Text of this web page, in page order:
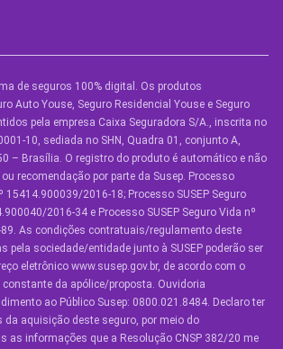
de Carro
de seguros 100% digital. Os produtos
Auto Youse, Seguro Residencial Youse e Seguro
pela empresa Caixa Seguradora S/A., inscrita no
10, sediada no SHN, Quadra 01, conjunto A,
– Brasília. O registro do produto é automático e não
recomendação por parte da Susep. Processo
15414.900039/2016-18; Processo SUSEP Seguro
2016-34 e Processo SUSEP Seguro Vida nº
As condições contratuais/regulamento deste
pela sociedade/entidade junto à SUSEP poderão ser
eletrônico www.susep.gov.br, de acordo com o
da apólice/proposta. Ouvidoria
ao Público Susep: 0800.021.8484. Declaro ter
da aquisição deste seguro, por meio do
as informações que a Resolução CNSP 382/20 me